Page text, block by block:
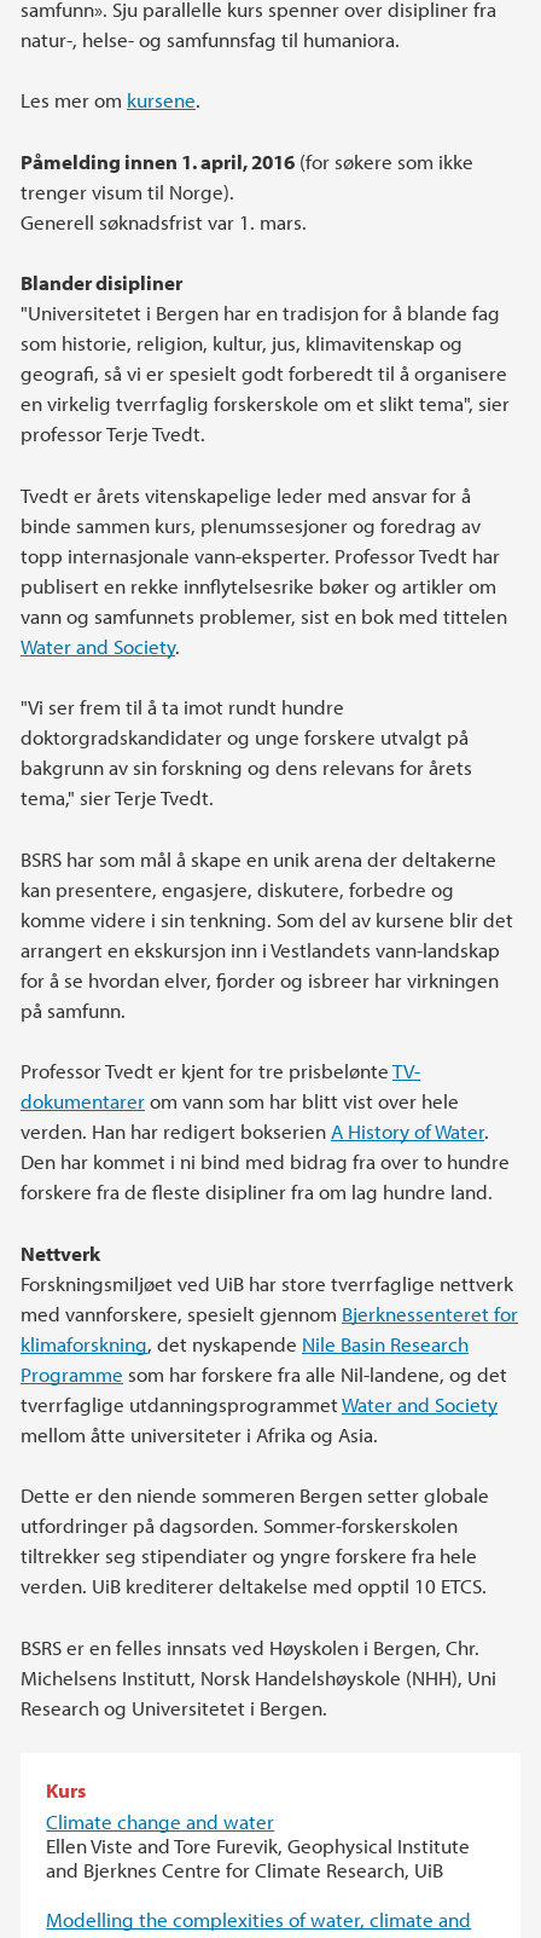
samfunn». Sju parallelle kurs spenner over disipliner fra
natur-, helse- og samfunnsfag til humaniora.
Les mer om kursene.
Påmelding innen 1. april, 2016 (for søkere som ikke
trenger visum til Norge).
Generell søknadsfrist var 1. mars.
Blander disipliner
"Universitetet i Bergen har en tradisjon for å blande fag
som historie, religion, kultur, jus, klimavitenskap og
geografi, så vi er spesielt godt forberedt til å organisere
en virkelig tverrfaglig forskerskole om et slikt tema", sier
professor Terje Tvedt.
Tvedt er årets vitenskapelige leder med ansvar for å
binde sammen kurs, plenumssesjoner og foredrag av
topp internasjonale vann-eksperter. Professor Tvedt har
publisert en rekke innflytelsesrike bøker og artikler om
vann og samfunnets problemer, sist en bok med tittelen
Water and Society.
"Vi ser frem til å ta imot rundt hundre
doktorgradskandidater og unge forskere utvalgt på
bakgrunn av sin forskning og dens relevans for årets
tema," sier Terje Tvedt.
BSRS har som mål å skape en unik arena der deltakerne
kan presentere, engasjere, diskutere, forbedre og
komme videre i sin tenkning. Som del av kursene blir det
arrangert en ekskursjon inn i Vestlandets vann-landskap
for å se hvordan elver, fjorder og isbreer har virkningen
på samfunn.
Professor Tvedt er kjent for tre prisbelønteTV-
dokumentarerom vann som har blitt vist over hele
verden. Han har redigert bokserien A History of Water.
Den har kommet i ni bind med bidrag fra over to hundre
forskere fra de fleste disipliner fra om lag hundre land.
Nettverk
Forskningsmiljøet ved UiB har store tverrfaglige nettverk
med vannforskere, spesielt gjennom Bjerknessenteret for
klimaforskning, det nyskapende Nile Basin Research
Programme som har forskere fra alle Nil-landene, og det
tverrfaglige utdanningsprogrammetWater and Society
mellom åtte universiteter i Afrika og Asia.
Dette er den niende sommeren Bergen setter globale
utfordringer på dagsorden. Sommer-forskerskolen
tiltrekker seg stipendiater og yngre forskere fra hele
verden. UiB krediterer deltakelse med opptil 10 ETCS.
BSRS er en felles innsats ved Høyskolen i Bergen, Chr.
Michelsens Institutt, Norsk Handelshøyskole (NHH), Uni
Research og Universitetet i Bergen.
Kurs
Climate change and water
Ellen Viste and Tore Furevik, Geophysical Institute
and Bjerknes Centre for Climate Research, UiB
Modelling the complexities of water, climate and